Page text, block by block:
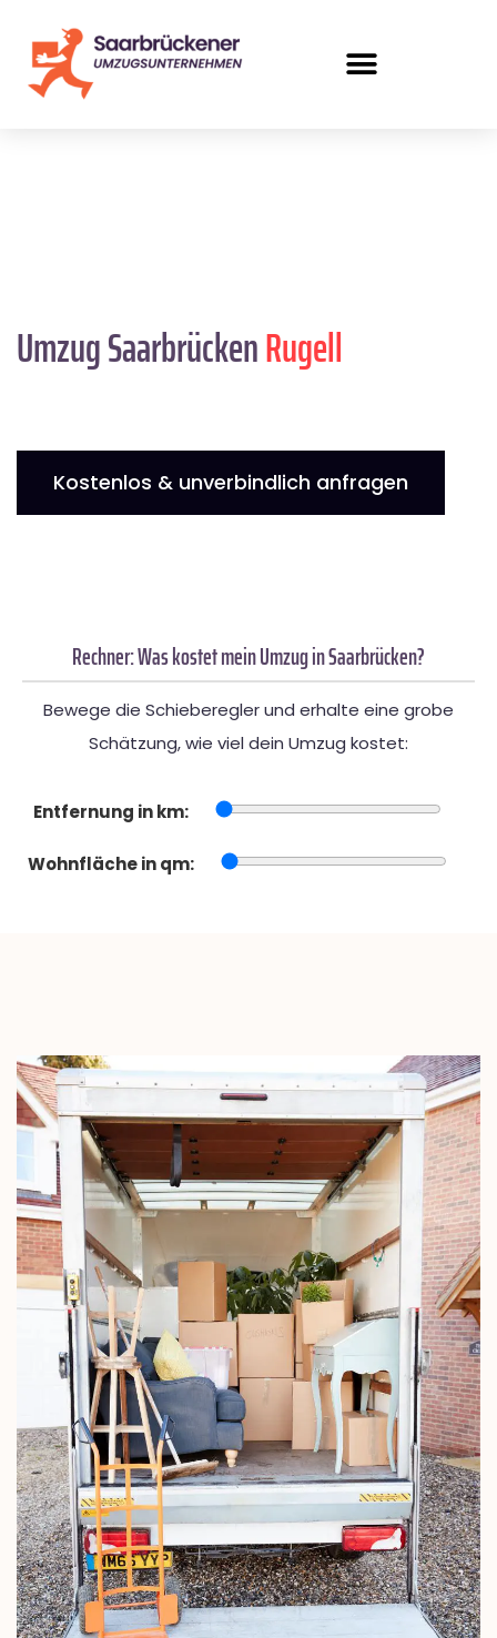
Umzug SaarbrückenRugell
Kostenlos & unverbindlich anfragen
Rechner: Was kostet mein Umzug in Saarbrücken?
Bewege die Schieberegler und erhalte eine grobe
Schätzung, wie viel dein Umzug kostet:
Entfernung in km:
Wohnfläche in qm: